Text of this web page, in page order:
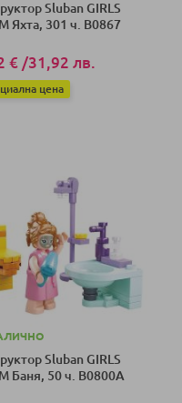
Sluban GIRLS
Яхта, 301 ч. B0867
€ /31,92 лв.
цена
Sluban GIRLS
Баня, 50 ч. B0800A